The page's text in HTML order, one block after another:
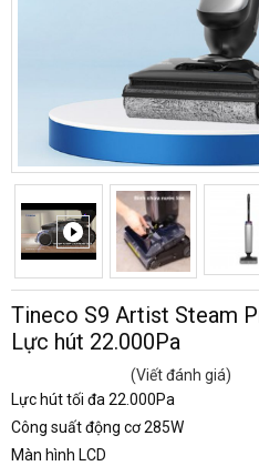
Tineco S9 Artist Steam
Lực hút 22.000Pa
(Viết đánh giá)
Lực hút tối đa 22.000Pa
Công suất động cơ 285W
Màn hình LCD